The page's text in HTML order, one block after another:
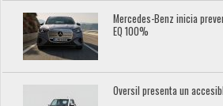
Mercedes-Benz inicia
EQ 100%
Oversil presenta un